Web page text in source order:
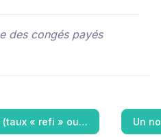
des congés payés
(taux « refi » ou… Un